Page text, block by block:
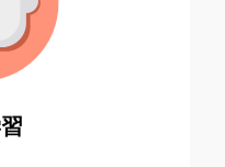
る力を授け​ 能動的
ます​